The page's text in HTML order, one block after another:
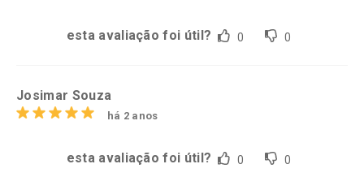
esta avaliação foi útil? 0 0
Josimar Souza
há 2 anos
esta avaliação foi útil? 0 0